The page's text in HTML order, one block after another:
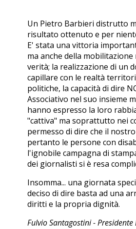
Un Pietro Barbieri distrutto
risultato ottenuto e per
E' stata una vittoria
ma anche della
verità; la realizzazione di un
capillare con le realtà
politiche, la capacità di dire
Associativo nel suo insieme
hanno espresso la loro
"cattiva" ma soprattutto nei
permesso di dire che il
pertanto le persone con
l'ignobile campagna di
dei giornalisti si è resa
Insomma... una giornata
deciso di dire basta ad una
diritti e la propria dignità.
Fulvio Santagostini - Presidente